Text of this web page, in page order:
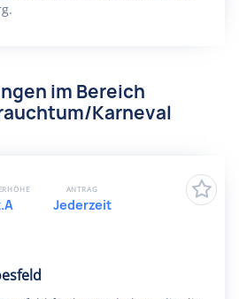
im Bereich
Karneval
ANTRAG
Jederzeit